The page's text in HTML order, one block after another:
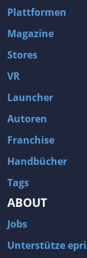
Plattformen
Magazine
Stores
VR
Launcher
Autoren
Franchise
Handbücher
Tags
ABOUT
Jobs
Unterstütze